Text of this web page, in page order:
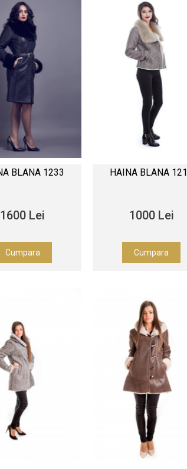
BLANA 1233
1600 Lei
Cumpara
HAINA BLANA
1000 Lei
Cumpara